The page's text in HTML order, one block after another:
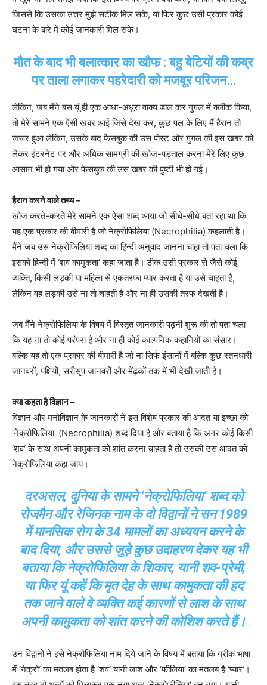
जिससे कि उसका उत्तर मुझे सटीक मिल सके, या फिर कुछ उसी प्रकार कोई
घटना के बारे में कोई जानकारी मिल सके।
मौत के बाद भी बलात्कार का खौफ : बहु बेटियों की कब्र
पर ताला लगाकर पहरेदारी को मजबूर परिजन…
लेकिन, जब मैंने बस यूं ही एक आधा-अधूरा वाक्य डाल कर गुगल में क्लीक किया,
तो मेरे सामने एक ऐसी खबर आई जिसे देख कर, कुछ पल के लिए मैं हैरान तो
जरूर हुआ लेकिन, उसके बाद फैसबुक की उस पोस्ट और गुगल की इस खबर को
लेकर इंटरनेट पर और अधिक सामग्री की खोज-पड़ताल करना मेरे लिए कुछ
आसान भी हो गया और फेसबुक की उस खबर की पुष्टी भी हो गई।
हैरान करने वाले तथ्य –
खोज करते-करते मेरे सामने एक ऐसा शब्द आया जो सीधे-सीधे बता रहा था कि
यह एक प्रकार की बीमारी है जो नेक्रोफिलिया (Necrophilia) कहलाती है।
मैंने जब उस नेक्रोफिलिया शब्द का हिन्दी अनुवाद जानना चाहा तो पता चला कि
इसको हिन्दी में ‘शव कामुकता’ कहा जाता है। ठीक उसी प्रकार से जैसे कोई
व्यक्ति, किसी लड़की या महिला से एकतरफा प्यार करता है या उसे चाहता है,
लेकिन वह लड़की उसे ना तो चाहती है और ना ही उसकी तरफ देखती है।
जब मैंने नेक्रोफिलिया के विषय में विस्तृत जानकारी पढ़नी शुरू की तो पता चला
कि यह ना तो कोई परंपरा है और ना ही कोई काल्पनिक कहानियों का संसार।
बल्कि यह तो एक प्रकार की बीमारी है जो ना सिर्फ इंसानों में बल्कि कुछ स्तनधारी
जानवरों, पक्षियों, सरीसृप जानवरों और मेंढ़कों तक में भी देखी जाती है।
क्या कहता है विज्ञान –
विज्ञान और मनोविज्ञान के जानकारों ने इस विशेष प्रकार की आदत या इच्छा को
‘नेक्रोफिलिया‘ (Necrophilia) शब्द दिया है और बताया है कि अगर कोई किसी
‘शव‘ के साथ अपनी कामुकता को शांत करना चाहता है तो उसकी उस आदत को
नेक्रोफिलिया कहा जाय।
दरअसल, दुनिया के सामने ‘नेक्रोफिलिया‘ शब्द को
रोजमैन और रेजिनक नाम के दो विद्वानों ने सन 1989
में मानसिक रोग के 34 मामलों का अध्ययन करने के
बाद दिया, और उससे जुड़े कुछ उदाहरण देकर यह भी
बताया कि नेक्रोफिलिया के शिकार, यानी शव-प्रेमी,
या फिर यूं कहें कि मृत देह के साथ कामुकता की हद
तक जाने वाले वे व्यक्ति कई कारणों से लाश के साथ
अपनी कामुकता को शांत करने की कोशिश करते हैं।
उन विद्वानों ने इसे नेक्रोफिलिया नाम दिये जाने के विषय में बताया कि ग्रीक भाषा
में ‘नेक्रो‘ का मतलब होता है ‘शव‘ यानी लाश और ‘फीलिया‘ का मतलब है ‘प्यार‘।